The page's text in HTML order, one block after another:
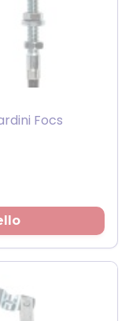
Focs